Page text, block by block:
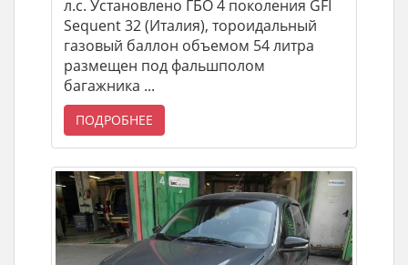
л.с. Установлено ГБО 4 поколения GFI
Sequent 32 (Италия), тороидальный
газовый баллон объемом 54 литра
размещен под фальшполом
багажника ...
ПОДРОБНЕЕ